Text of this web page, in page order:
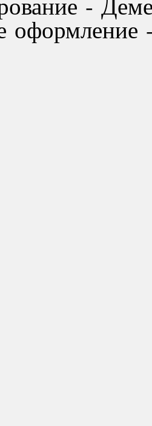
оформление